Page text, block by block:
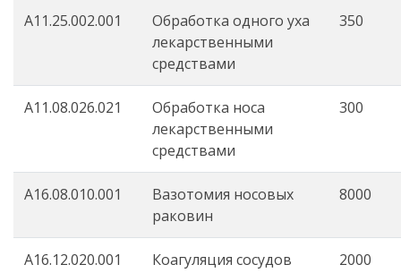
А11.25.002.001
Обработка одного уха
лекарственными
средствами
350
А11.08.026.021
Обработка носа
лекарственными
средствами
300
A16.08.010.001
Вазотомия носовых
раковин
8000
А16.12.020.001 Коагуляция сосудов 2000